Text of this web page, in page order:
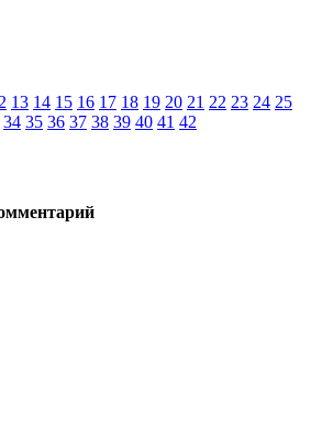
13 14 15 16 17 18 19 20 21 22 23 24 25
34 35 36 37 38 39 40 41 42